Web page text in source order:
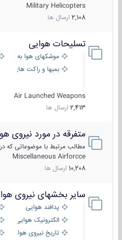
Military Helicopters
2,108 ارسال ها
تسلیحات هوایی
موشکهای هوا به هوا
بمبها و راکت های هوایی
Air Launched Weapons
2,413 ارسال ها
متفرقه در مورد نیروی
مطالب مرتبط با موضوعاتی که در
Miscellaneous Airforcce
10,208 ارسال ها
سایر بخشهای نیروی
پدافند هوایی
الکترونیک هوایی
تاریخ نیروی هوایی